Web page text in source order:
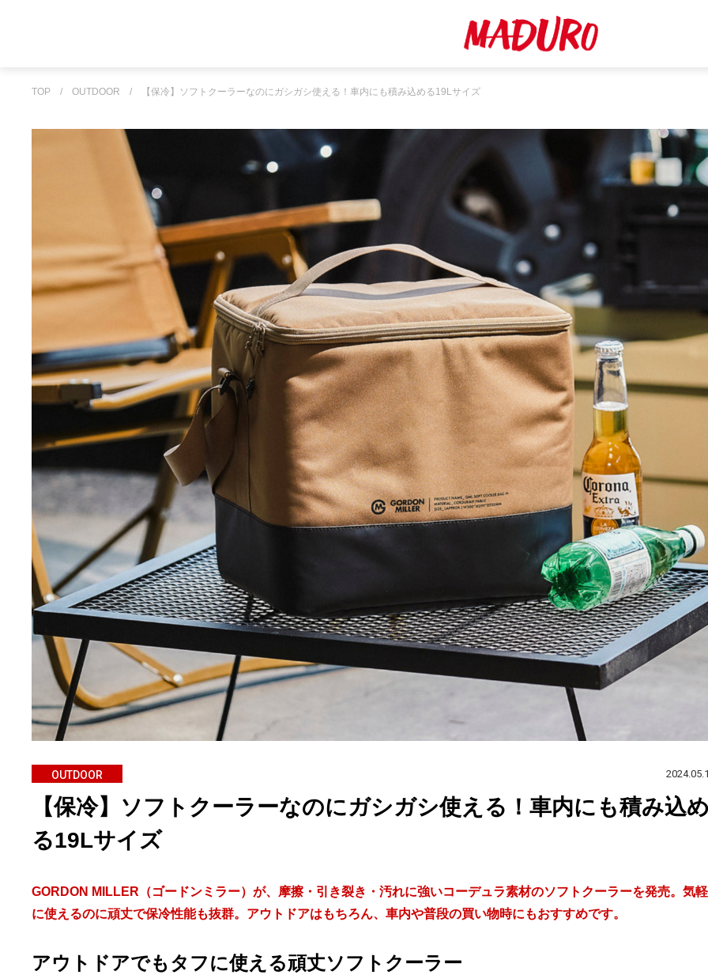
TOP / OUTDOOR / 【保冷】ソフトクーラーなのにガシガシ使える！車内にも積み込める19Lサイズ
OUTDOOR
【保冷】ソフトクーラーなのにガシガシ使える！車内にも積み込
る19Lサイズ
GORDON MILLER（ゴードンミラー）が、摩擦・引き裂き・汚れに強いコーデュラ素材のソフトクーラーを発売。気軽
に使えるのに頑丈で保冷性能も抜群。アウトドアはもちろん、車内や普段の買い物時にもおすすめです。
アウトドアでもタフに使える頑丈ソフトクーラー